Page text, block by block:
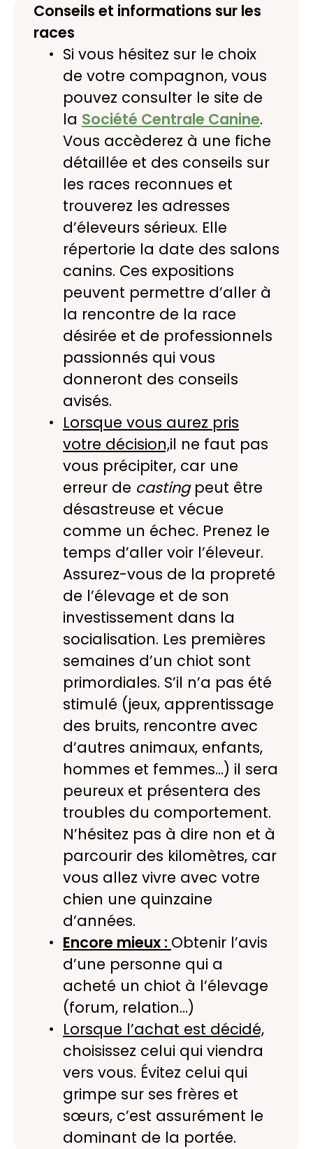
Conseils et informations sur les
races
Si vous hésitez sur le choix
de votre compagnon, vous
pouvez consulter le site de
la Société Centrale Canine.
Vous accèderez à une fiche
détaillée et des conseils sur
les races reconnues et
trouverez les adresses
d’éleveurs sérieux. Elle
répertorie la date des salons
canins. Ces expositions
peuvent permettre d’aller à
la rencontre de la race
désirée et de professionnels
passionnés qui vous
donneront des conseils
avisés.
Lorsque vous aurez pris
votre décision,il ne faut pas
vous précipiter, car une
erreur de casting peut être
désastreuse et vécue
comme un échec. Prenez le
temps d’aller voir l’éleveur.
Assurez-vous de la propreté
de l’élevage et de son
investissement dans la
socialisation. Les premières
semaines d’un chiot sont
primordiales. S’il n’a pas été
stimulé (jeux, apprentissage
des bruits, rencontre avec
d’autres animaux, enfants,
hommes et femmes…) il sera
peureux et présentera des
troubles du comportement.
N’hésitez pas à dire non et à
parcourir des kilomètres, car
vous allez vivre avec votre
chien une quinzaine
d’années.
Encore mieux : Obtenir l’avis
d’une personne qui a
acheté un chiot à l’élevage
(forum, relation…)
Lorsque l’achat est décidé,
choisissez celui qui viendra
vers vous. Évitez celui qui
grimpe sur ses frères et
sœurs, c’est assurément le
dominant de la portée.